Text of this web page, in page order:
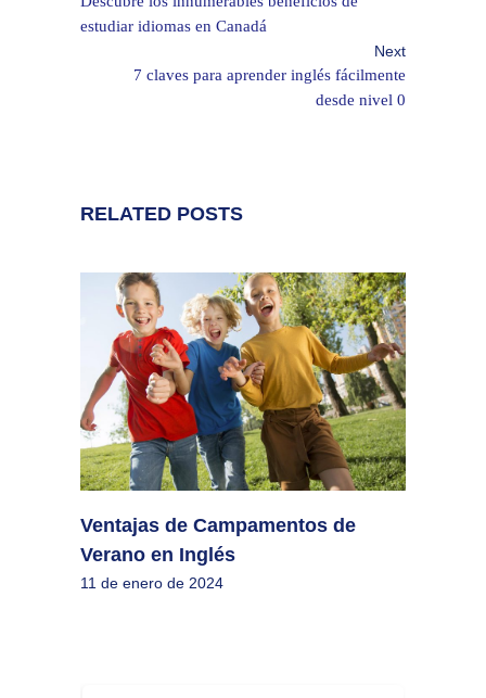
estudiar idiomas en Canadá
Next
7 claves para aprender inglés fácilmente
desde nivel 0
RELATED POSTS
Ventajas de Campamentos de
Verano en Inglés
11 de enero de 2024